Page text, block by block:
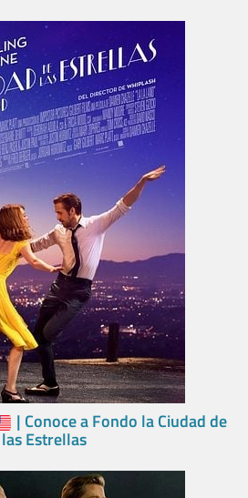
| Conoce a Fondo la Ciudad de
las Estrellas